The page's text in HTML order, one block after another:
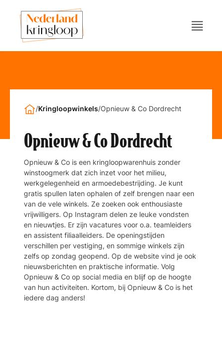
/Kringloopwinkels/Opnieuw & Co Dordrecht
Opnieuw & Co Dordrecht
Opnieuw & Co is een kringloopwarenhuis zonder
winstoogmerk dat zich inzet voor het milieu,
werkgelegenheid en armoedebestrijding. Je kunt
gratis spullen laten ophalen of zelf brengen naar een
van de vele winkels. Ze zoeken ook enthousiaste
vrijwilligers. Op Instagram delen ze leuke vondsten
en nieuwtjes. Er zijn vacatures voor o.a. teamleiders
en assistent filiaalleiders. De openingstijden
verschillen per vestiging, en sommige winkels zijn
zelfs op zondag geopend. Op de website vind je ook
nieuwsberichten en praktische informatie. Volg
Opnieuw & Co op social media en blijf op de hoogte
van hun activiteiten. Kortom, bij Opnieuw & Co is het
iedere dag anders!